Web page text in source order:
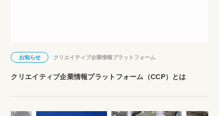
お知らせ クリエイティブ企業情報プラットフォーム
クリエイティブ企業情報プラットフォーム（CCP）とは